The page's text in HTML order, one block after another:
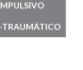
TRAUMÁTICO